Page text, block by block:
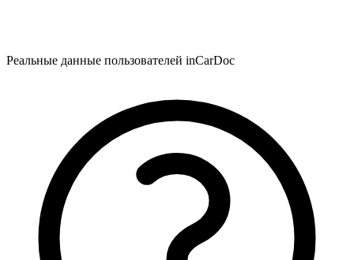
Реальные данные пользователей inCarDoc